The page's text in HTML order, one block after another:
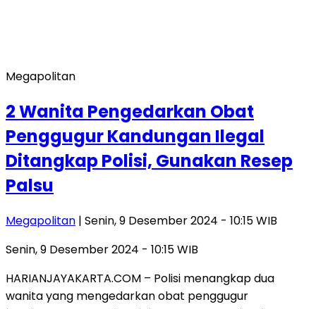
Megapolitan
2 Wanita Pengedarkan Obat
Penggugur Kandungan Ilegal
Ditangkap Polisi, Gunakan Resep
Palsu
Megapolitan | Senin, 9 Desember 2024 - 10:15 WIB
Senin, 9 Desember 2024 - 10:15 WIB
HARIANJAYAKARTA.COM – Polisi menangkap dua
wanita yang mengedarkan obat penggugur